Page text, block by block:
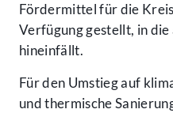
Fördermittel für die
Verfügung gestellt, in
hineinfällt.
Für den Umstieg auf
und thermische